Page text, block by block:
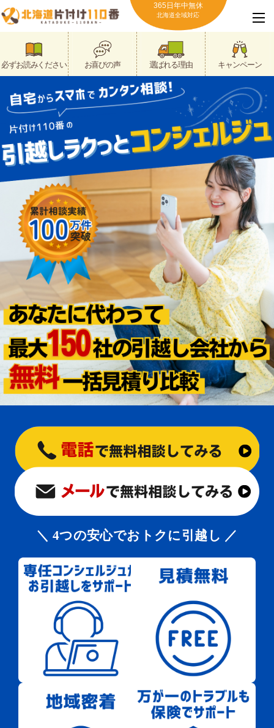
365日年中無休
北海道全域対応
必ずお読みください お喜びの声 選ばれる理由 キャンペーン
＼ 4つの安心でおトクに引越し ／